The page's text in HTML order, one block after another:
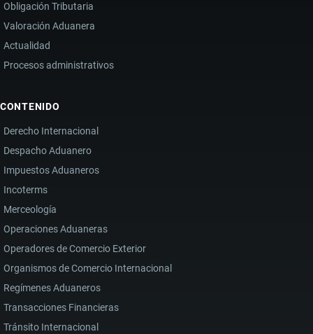
Obligación Tributaria
Valoración Aduanera
Actualidad
Procesos administrativos
CONTENIDO
Derecho Internacional
Despacho Aduanero
Impuestos Aduaneros
Incoterms
Merceología
Operaciones Aduaneras
Operadores de Comercio Exterior
Organismos de Comercio Internacional
Regímenes Aduaneros
Transacciones Financieras
Tránsito Internacional